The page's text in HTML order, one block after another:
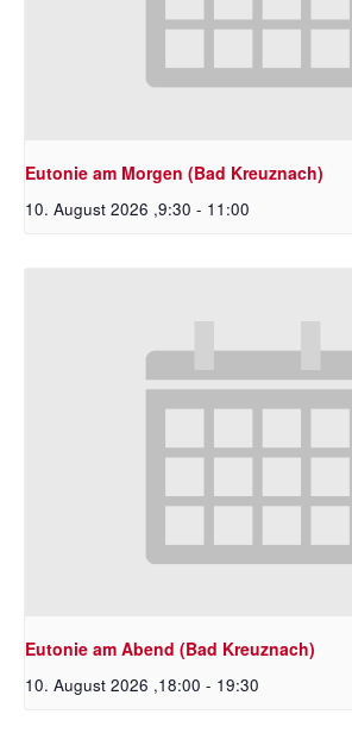
Eutonie am Morgen (Bad Kreuznach)
10. August 2026 ,9:30 - 11:00
Eutonie am Abend (Bad Kreuznach)
10. August 2026 ,18:00 - 19:30